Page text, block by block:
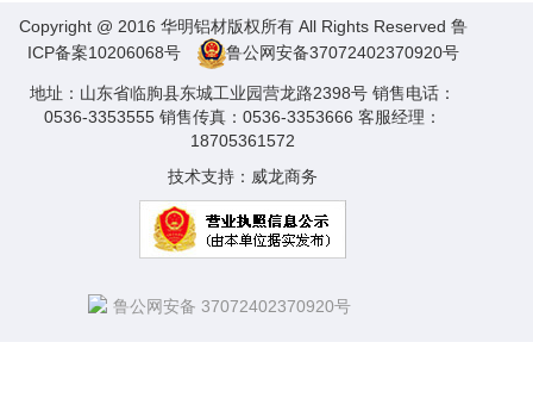
Copyright @ 2016 华明铝材版权所有 All Rights Reserved 鲁
ICP备案10206068号
鲁公网安备37072402370920号
地址：山东省临朐县东城工业园营龙路2398号 销售电话：
0536-3353555 销售传真：0536-3353666 客服经理：
18705361572
技术支持： 威龙商务
鲁公网安备 37072402370920号